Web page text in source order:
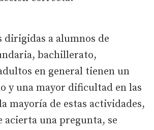
dirigidas a alumnos de
bachillerato,
en general tienen un
y una mayor dificultad en las
mayoría de estas actividades,
acierta una pregunta, se